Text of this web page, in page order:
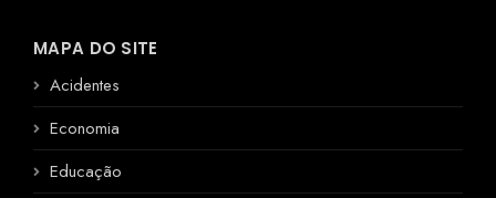
MAPA DO SITE
Acidentes
Economia
Educação